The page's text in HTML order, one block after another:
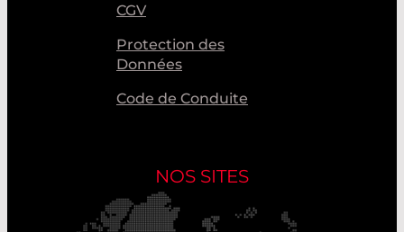
CGV
Protection des
Données
Code de Conduite
NOS SITES